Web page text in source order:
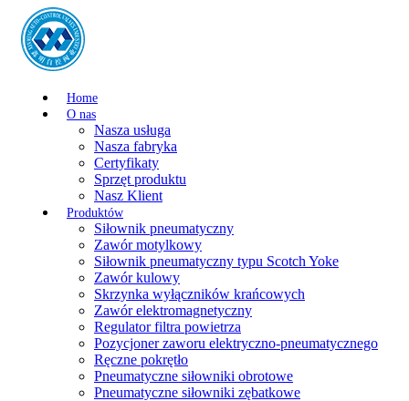
Home
O nas
Nasza usługa
Nasza fabryka
Certyfikaty
Sprzęt produktu
Nasz Klient
Produktów
Siłownik pneumatyczny
Zawór motylkowy
Siłownik pneumatyczny typu Scotch Yoke
Zawór kulowy
Skrzynka wyłączników krańcowych
Zawór elektromagnetyczny
Regulator filtra powietrza
Pozycjoner zaworu elektryczno-pneumatycznego
Ręczne pokrętło
Pneumatyczne siłowniki obrotowe
Pneumatyczne siłowniki zębatkowe